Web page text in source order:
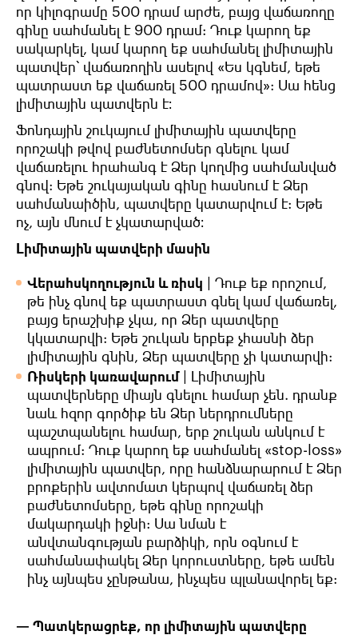
որ կիլոգրամը 500 դրամ արժե, բայց վաճառողը
գինը սահմանել է 900 դրամ: Դուք կարող եք
սակարկել, կամ կարող եք սահմանել լիմիտային
պատվեր՝ վաճառողին ասելով «Ես կգնեմ, եթե
պատրաստ եք վաճառել 500 դրամով»: Սա հենց
լիմիտային պատվերն է։
Ֆոնդային շուկայում լիմիտային պատվերը
որոշակի թվով բաժնետոմսեր գնելու կամ
վաճառելու հրահանգ է Ձեր կողմից սահմանված
գնով: Եթե շուկայական գինը հասնում է Ձեր
սահմանաիծին, պատվերը կատարվում է: Եթե
ոչ, այն մնում է չկատարված։
Լիմիտային պատվերի մասին
Վերահսկողություն և ռիսկ
Դուք եք որոշում,
թե ինչ գնով եք պատրաստ գնել կամ վաճառել,
բայց երաշխիք չկա, որ Ձեր պատվերը
կկատարվի: Եթե շուկան երբեք չհասնի ձեր
լիմիտային գնին, Ձեր պատվերը չի կատարվի:
Ռիսկերի կառավարում
Լիմիտային
պատվերները միայն գնելու համար չեն. դրանք
նաև հզոր գործիք են Ձեր ներդրումները
պաշտպանելու համար, երբ շուկան անկում է
ապրում: Դուք կարող եք սահմանել «stop-loss»
լիմիտային պատվեր, որը հանձնարարում է Ձեր
բրոքերին ավտոմատ կերպով վաճառել ձեր
բաժնետոմսերը, եթե գինը որոշակի
մակարդակի իջնի: Սա նման է
անվտանգության բարձիկի, որն օգնում է
սահմանափակել Ձեր կորուստները, եթե ամեն
ինչ այնպես չընթանա, ինչպես պլանավորել եք:
— Պատկերացրեք, որ լիմիտային պատվերը